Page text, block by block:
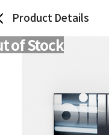
Product Details
of Stock